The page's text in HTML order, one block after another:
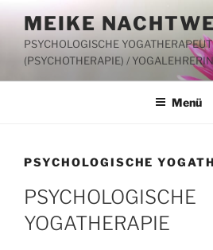
Inhalt
springen
MEIKE
PSYCHOLOGISCHE
(PSYCHOTHERAPIE) /
Menü
PSYCHOLOGISCHE
PSYCHOLOGISCHE
YOGATHERAPIE